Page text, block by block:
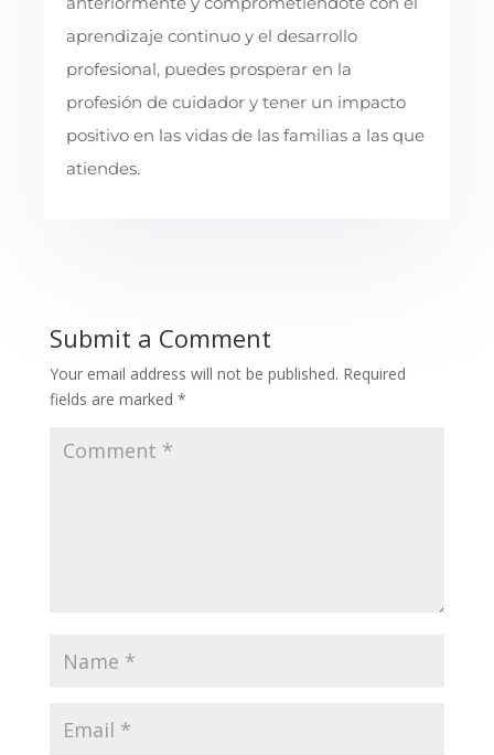
aprendizaje continuo y el desarrollo
profesional, puedes prosperar en la
profesión de cuidador y tener un impacto
positivo en las vidas de las familias a las que
atiendes.
Submit a Comment
Your email address will not be published. Required
fields are marked *